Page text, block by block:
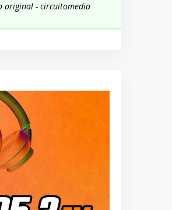
original - circuitomedia